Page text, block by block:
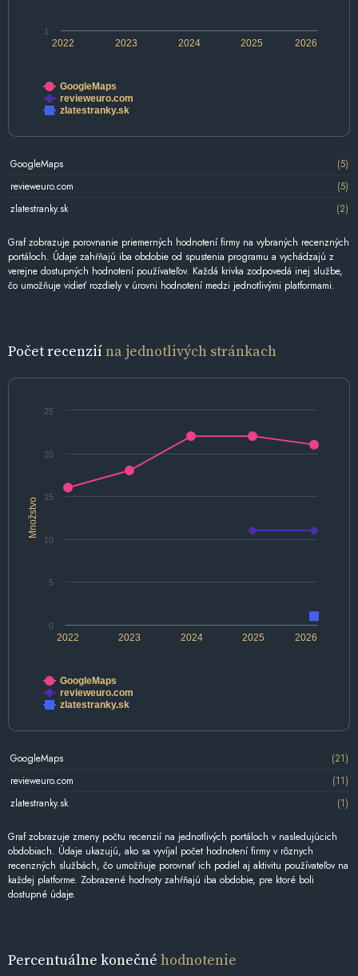
2022 2024 2026
2023 2025
1
GoogleMaps
revieweuro.com
zlatestranky.sk
GoogleMaps
(5)
revieweuro.com
(5)
zlatestranky.sk
(2)
Graf zobrazuje porovnanie priemerných hodnotení firmy na vybraných recenzných
portáloch. Údaje zahŕňajú iba obdobie od spustenia programu a vychádzajú z
verejne dostupných hodnotení používateľov. Každá krivka zodpovedá inej službe,
čo umožňuje vidieť rozdiely v úrovni hodnotení medzi jednotlivými platformami.
Počet recenziína jednotlivých stránkach
Množstvo
2022 2024 2026
2023 2025
0
5
10
15
20
25
GoogleMaps
revieweuro.com
zlatestranky.sk
GoogleMaps
(21)
revieweuro.com
(11)
zlatestranky.sk
(1)
Graf zobrazuje zmeny počtu recenzií na jednotlivých portáloch v nasledujúcich
obdobiach. Údaje ukazujú, ako sa vyvíjal počet hodnotení firmy v rôznych
recenzných službách, čo umožňuje porovnať ich podiel aj aktivitu používateľov na
každej platforme. Zobrazené hodnoty zahŕňajú iba obdobie, pre ktoré boli
dostupné údaje.
Percentuálne konečné hodnotenie